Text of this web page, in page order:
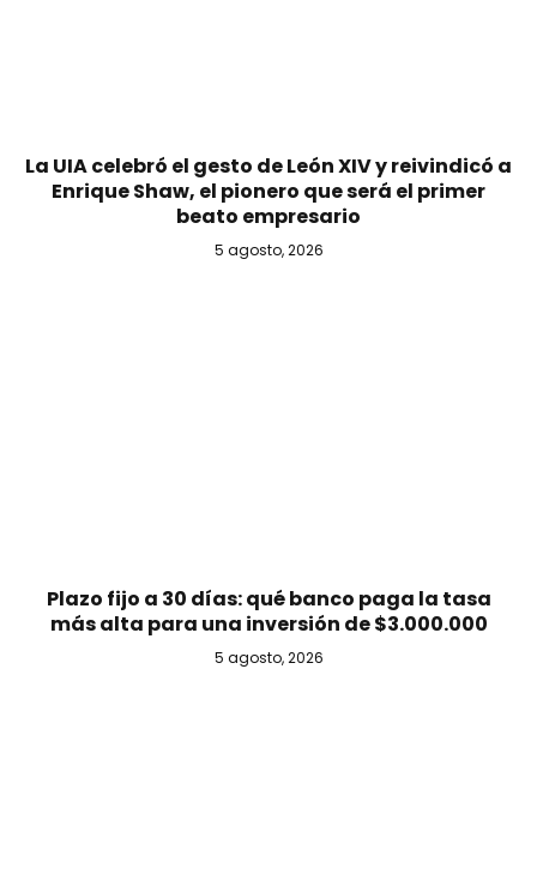
La UIA celebró el gesto de León XIV y reivindicó a
Enrique Shaw, el pionero que será el primer
beato empresario
5 agosto, 2026
Plazo fijo a 30 días: qué banco paga la tasa
más alta para una inversión de $3.000.000
5 agosto, 2026